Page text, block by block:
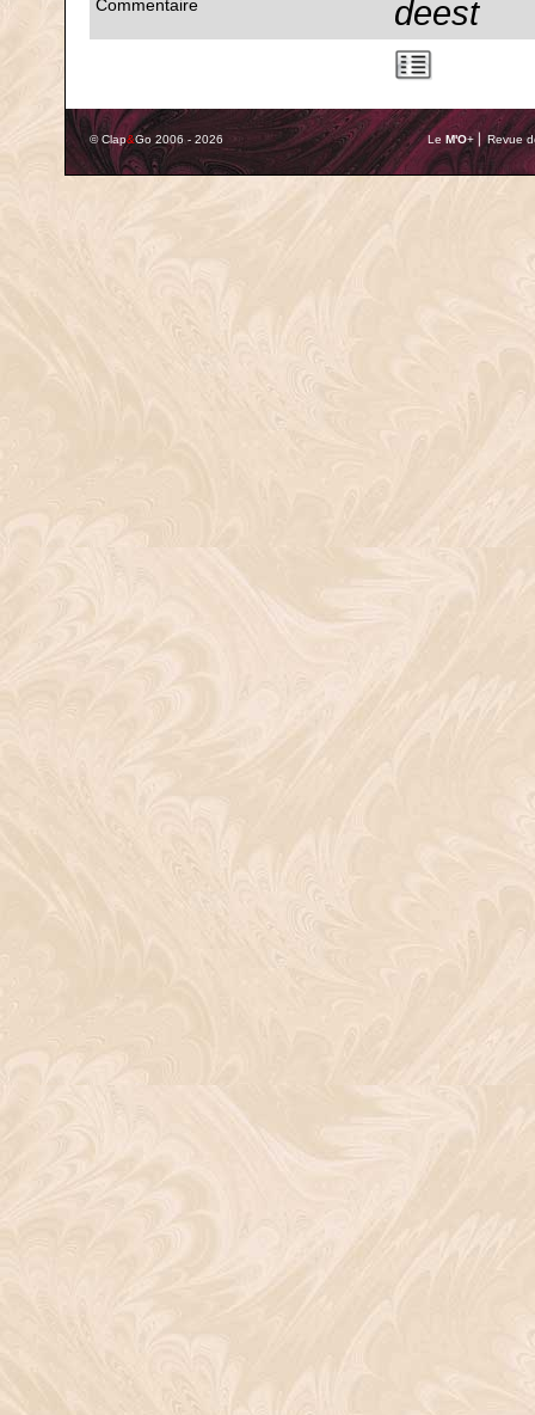
Commentaire deest
© Clap&Go 2006 - 2026 Le M'O+ ⎢ Revue